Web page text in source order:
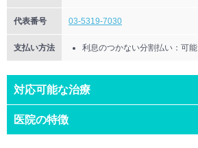
代表番号 03-5319-7030
支払い方法 利息のつかない分割払い：可能
対応可能な治療
医院の特徴